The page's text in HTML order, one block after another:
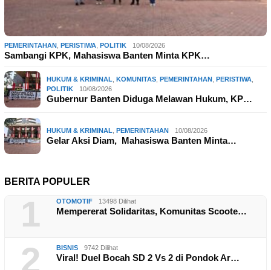
PEMERINTAHAN PERISTIWA POLITIK 10/08/2026
Sambangi KPK, Mahasiswa Banten Minta KPK…
HUKUM & KRIMINAL KOMUNITAS PEMERINTAHAN PERISTIWA
POLITIK
10/08/2026
Gubernur Banten Diduga Melawan Hukum, KP…
HUKUM & KRIMINAL PEMERINTAHAN 10/08/2026
Gelar Aksi Diam, Mahasiswa Banten Minta…
BERITA POPULER
1 OTOMOTIF 13498 Dilihat
Mempererat Solidaritas, Komunitas Scoote…
2 BISNIS 9742 Dilihat
Viral! Duel Bocah SD 2 Vs 2 di Pondok Ar…